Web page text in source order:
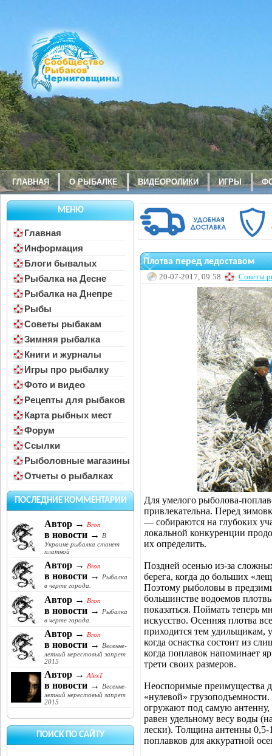
ГЛАВНАЯ О РЫБАЛКЕ ВИДЕОРОЛИКИ ИГРЫ
МЕНЮ
Главная
Информация
Блоги бывалых
Рыбалка на Десне
Рыбалка на Днепре
Рыбы
Советы рыбакам
Зимняя рыбалка
Книги и журналы
Игры про рыбалку
Фото и видео
Рецепты для рыбаков
Карта рыбных мест
Форум
Ссылки
Рыболовные магазины
Отчеты о рыбалках
ПОСЛЕДНИЕ КОММЕНТАРИИ
Автор → Bron
в новости →
В
Украине рыбалка станет
платной
Автор → Bron
в новости →
Рыбалка
в черте города.
Автор → Bron
в новости →
Рыбалка
в черте города.
Автор → Bron
в новости →
Весенне-
летний нерестовый запрет
2015
Автор → AlexT
в новости →
Весенне-
летний нерестовый запрет
2015
ПОИСК ПО САЙТУ
Плотва перед ледоставом
20-07-2017, 09:58 Советы
Для умелого рыболова-
привлекательна. Перед
— собираются на глубоких
локальной конкуренции
их определить.
Поздней осенью из-за
берега, когда до больших
Поэтому рыболовы в
большинстве водоемов
показаться. Поймать теперь
искусство. Осенняя плотва
приходится тем удильщикам,
когда оснастка состоит из
когда поплавок напоминает
трети своих размеров.
Неоспоримые преимущества
«нулевой»
огружают под самую антенну,
равен удельному весу воды
лески). Толщина антенны
поплавков для аккуратной